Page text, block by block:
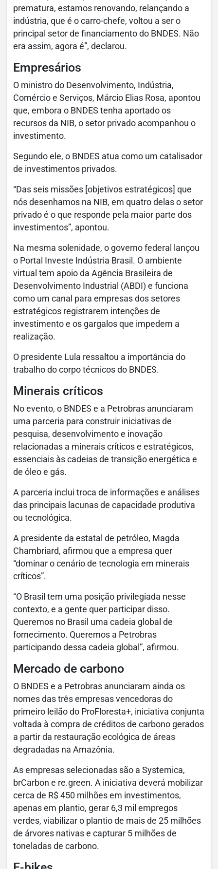
prematura, estamos renovando, relançando a
indústria, que é o carro-chefe, voltou a ser o
principal setor de financiamento do BNDES. Não
era assim, agora é”, declarou.
Empresários
O ministro do Desenvolvimento, Indústria,
Comércio e Serviços, Márcio Elias Rosa, apontou
que, embora o BNDES tenha aportado os
recursos da NIB, o setor privado acompanhou o
investimento.
Segundo ele, o BNDES atua como um catalisador
de investimentos privados.
“Das seis missões [objetivos estratégicos] que
nós desenhamos na NIB, em quatro delas o setor
privado é o que responde pela maior parte dos
investimentos”, apontou.
Na mesma solenidade, o governo federal lançou
o Portal Investe Indústria Brasil. O ambiente
virtual tem apoio da Agência Brasileira de
Desenvolvimento Industrial (ABDI) e funciona
como um canal para empresas dos setores
estratégicos registrarem intenções de
investimento e os gargalos que impedem a
realização.
O presidente Lula ressaltou a importância do
trabalho do corpo técnicos do BNDES.
Minerais críticos
No evento, o BNDES e a Petrobras anunciaram
uma parceria para construir iniciativas de
pesquisa, desenvolvimento e inovação
relacionadas a minerais críticos e estratégicos,
essenciais às cadeias de transição energética e
de óleo e gás.
A parceria inclui troca de informações e análises
das principais lacunas de capacidade produtiva
ou tecnológica.
A presidente da estatal de petróleo, Magda
Chambriard, afirmou que a empresa quer
“dominar o cenário de tecnologia em minerais
críticos”.
“O Brasil tem uma posição privilegiada nesse
contexto, e a gente quer participar disso.
Queremos no Brasil uma cadeia global de
fornecimento. Queremos a Petrobras
participando dessa cadeia global”, afirmou.
Mercado de carbono
O BNDES e a Petrobras anunciaram ainda os
nomes das três empresas vencedoras do
primeiro leilão do ProFloresta+, iniciativa conjunta
voltada à compra de créditos de carbono gerados
a partir da restauração ecológica de áreas
degradadas na Amazônia.
As empresas selecionadas são a Systemica,
brCarbon e re.green. A iniciativa deverá mobilizar
cerca de R$ 450 milhões em investimentos,
apenas em plantio, gerar 6,3 mil empregos
verdes, viabilizar o plantio de mais de 25 milhões
de árvores nativas e capturar 5 milhões de
toneladas de carbono.